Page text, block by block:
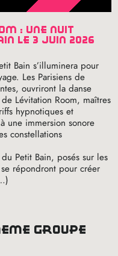
le 3 juin 2026
Bain s’illuminera pour
Les Parisiens de
ouvriront la danse
Lévitation Room, maîtres
hypnotiques et
une immersion sonore
constellations
Petit Bain, posés sur les
répondront pour créer
groupe